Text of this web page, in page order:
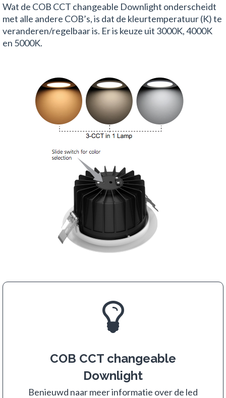
Wat de COB CCT changeable Downlight onderscheidt
met alle andere COB’s, is dat de kleurtemperatuur (K) te
veranderen/regelbaar is. Er is keuze uit 3000K, 4000K
en 5000K.
COB CCT changeable
Downlight
Benieuwd naar meer informatie over de led